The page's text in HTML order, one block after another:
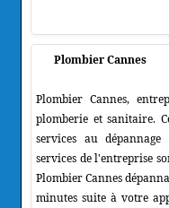
Plombier Cannes
Plombier Cannes,
plomberie et sanitaire.
services au
services de l'entreprise
Plombier Cannes
minutes suite à votre